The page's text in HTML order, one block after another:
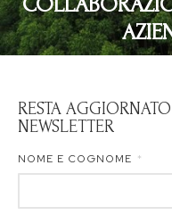
RESTA
NEWSLETTER
NOME E COGNOME